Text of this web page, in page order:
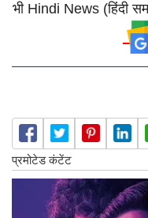
भी Hindi News (हिंदी